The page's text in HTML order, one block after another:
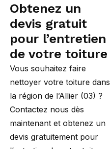
Obtenez un
devis gratuit
pour l’entretien
de votre toiture
Vous souhaitez faire
nettoyer votre toiture dans
la région de l’Allier (03) ?
Contactez nous dès
maintenant et obtenez un
devis gratuitement pour